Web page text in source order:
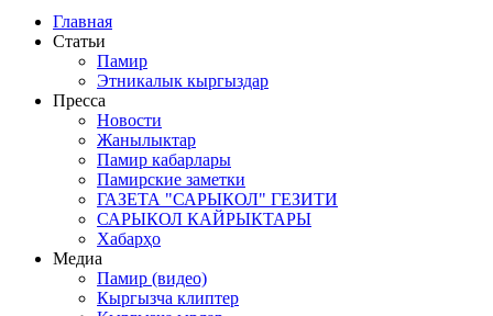
Главная
Статьи
Памир
Этникалык кыргыздар
Пресса
Новости
Жанылыктар
Памир кабарлары
Памирские заметки
ГАЗЕТА "САРЫКОЛ" ГЕЗИТИ
САРЫКОЛ КАЙРЫКТАРЫ
Хабарҳо
Медиа
Памир (видео)
Кыргызча клиптер